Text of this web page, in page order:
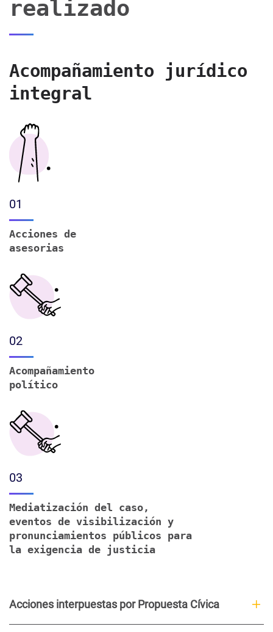
realizado
Acompañamiento jurídico
integral
01
Acciones de
asesorias
02
Acompañamiento
político
03
Mediatización del caso,
eventos de visibilización y
pronunciamientos públicos para
la exigencia de justicia
Acciones interpuestas por Propuesta Cívica